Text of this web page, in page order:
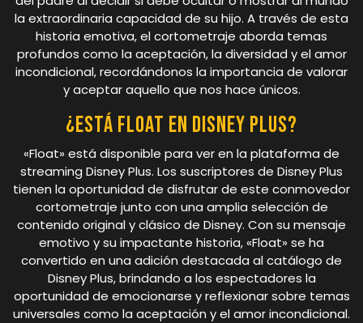
la extraordinaria capacidad de su hijo. A través de esta
historia emotiva, el cortometraje aborda temas
profundos como la aceptación, la diversidad y el amor
incondicional, recordándonos la importancia de valorar
y aceptar aquello que nos hace únicos.
¿Está Float en Disney Plus?
«Float» está disponible para ver en la plataforma de
streaming Disney Plus. Los suscriptores de Disney Plus
tienen la oportunidad de disfrutar de este conmovedor
cortometraje junto con una amplia selección de
contenido original y clásico de Disney. Con su mensaje
emotivo y su impactante historia, «Float» se ha
convertido en una adición destacada al catálogo de
Disney Plus, brindando a los espectadores la
oportunidad de emocionarse y reflexionar sobre temas
universales como la aceptación y el amor incondicional.